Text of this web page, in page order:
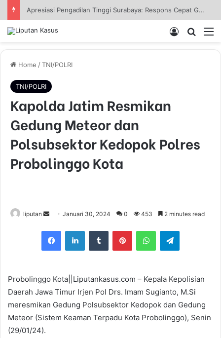
Apresiasi Pengadilan Tinggi Surabaya: Respons Cepat Gugatan Banding Perdata Sumenep, Harapan Pencari Keadilan
Log In
Home /TNI/POLRI
TNI/POLRI
Kapolda Jatim Resmikan
Gedung Meteor dan
Polsubsektor Kedopok Polres
Probolinggo Kota
liputan
n
d
m
a
i
Januari 30, 2024 0 453 2 minutes read
Probolinggo Kota||Liputankasus.com – Kepala Kepolisian
Daerah Jawa Timur Irjen Pol Drs. Imam Sugianto, M.Si
meresmikan Gedung Polsubsektor Kedopok dan Gedung
Meteor (Sistem Keaman Terpadu Kota Probolinggo), Senin
(29/01/24).